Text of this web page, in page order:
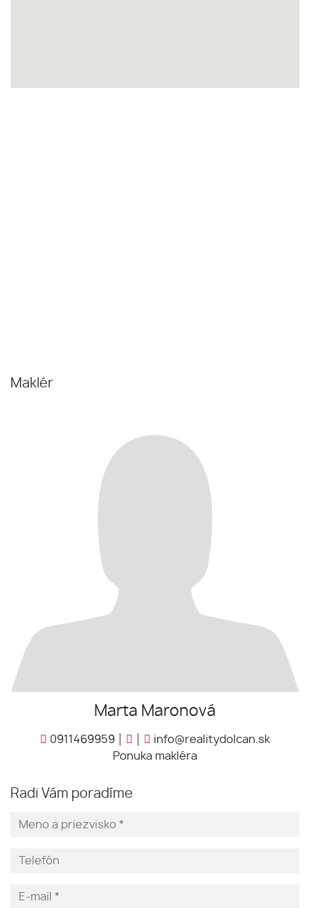
Maklér
Marta Maronová
0911469959
info@realitydolcan.sk
Ponuka makléra
Radi Vám poradíme